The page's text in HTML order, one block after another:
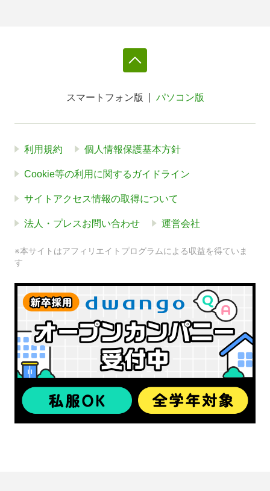
スマートフォン版 パソコン版
利用規約 個人情報保護基本方針
Cookie等の利用に関するガイドライン
サイトアクセス情報の取得について
法人・プレスお問い合わせ 運営会社
※本サイトはアフィリエイトプログラムによる収益を得ていま
す